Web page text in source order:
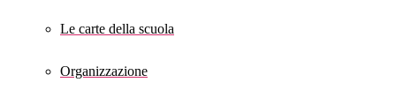
Le carte della scuola
Organizzazione